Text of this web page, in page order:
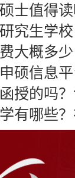
士值得
究生学校
大概多少
硕信息
授的吗？
有哪些